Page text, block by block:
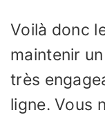
Voilà donc
maintenir
très
ligne. Vous